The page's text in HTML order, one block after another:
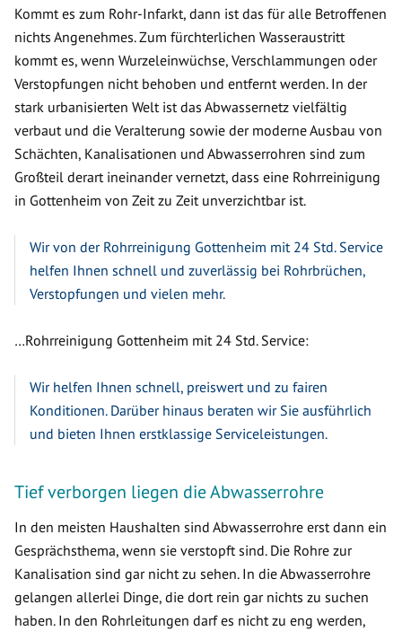
Kommt es zum Rohr-Infarkt, dann ist das für alle Betroffenen
nichts Angenehmes. Zum fürchterlichen Wasseraustritt
kommt es, wenn Wurzeleinwüchse, Verschlammungen oder
Verstopfungen nicht behoben und entfernt werden. In der
stark urbanisierten Welt ist das Abwassernetz vielfältig
verbaut und die Veralterung sowie der moderne Ausbau von
Schächten, Kanalisationen und Abwasserrohren sind zum
Großteil derart ineinander vernetzt, dass eine Rohrreinigung
in Gottenheim von Zeit zu Zeit unverzichtbar ist.
Wir von der Rohrreinigung Gottenheim mit 24 Std. Service
helfen Ihnen schnell und zuverlässig bei Rohrbrüchen,
Verstopfungen und vielen mehr.
…Rohrreinigung Gottenheim mit 24 Std. Service:
Wir helfen Ihnen schnell, preiswert und zu fairen
Konditionen. Darüber hinaus beraten wir Sie ausführlich
und bieten Ihnen erstklassige Serviceleistungen.
Tief verborgen liegen die Abwasserrohre
In den meisten Haushalten sind Abwasserrohre erst dann ein
Gesprächsthema, wenn sie verstopft sind. Die Rohre zur
Kanalisation sind gar nicht zu sehen. In die Abwasserrohre
gelangen allerlei Dinge, die dort rein gar nichts zu suchen
haben. In den Rohrleitungen darf es nicht zu eng werden,